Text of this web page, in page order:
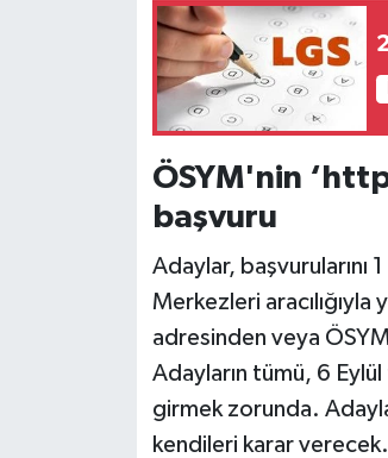
ÖSYM'nin
başvuru
Adaylar,
Merkezleri
adresinden veya
Adayların tümü, 6
girmek zorunda.
kendileri karar verecek.